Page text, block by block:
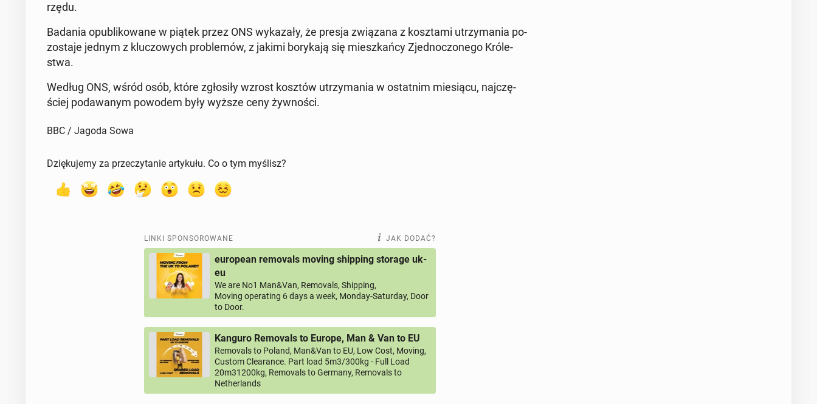
rzędu.
Badania opu­bli­ko­wa­ne w piątek przez ONS wy­ka­za­ły, że presja zwią­za­na z kosz­ta­mi utrzy­ma­nia po­
zo­sta­je jednym z klu­czo­wych pro­ble­mów, z jakimi bo­ry­ka­ją się miesz­kań­cy Zjed­no­czo­ne­go Kró­le­
stwa.
Według ONS, wśród osób, które zgło­si­ły wzrost kosztów utrzy­ma­nia w ostat­nim mie­sią­cu, naj­czę­
ściej po­da­wa­nym powodem były wyższe ceny żyw­no­ści.
BBC / Jagoda Sowa
Dziękujemy za przeczytanie artykułu. Co o tym myślisz?
LINKI SPONSOROWANE JAK DODAĆ?
european removals moving shipping storage uk-
eu
We are No1 Man&Van, Removals, Shipping,
Moving operating 6 days a week, Monday-Saturday, Door
to Door.
Kanguro Removals to Europe, Man & Van to EU
Removals to Poland, Man&Van to EU, Low Cost, Moving,
Custom Clearance. Part load 5m3/300kg - Full Load
20m31200kg, Removals to Germany, Removals to
Netherlands